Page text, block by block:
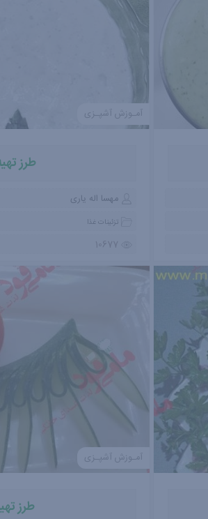
آمـوزش آشپـزی
طرز
مهسا اله یاری
تزئینات غذا
10677
آمـوزش آشپـزی
طرز